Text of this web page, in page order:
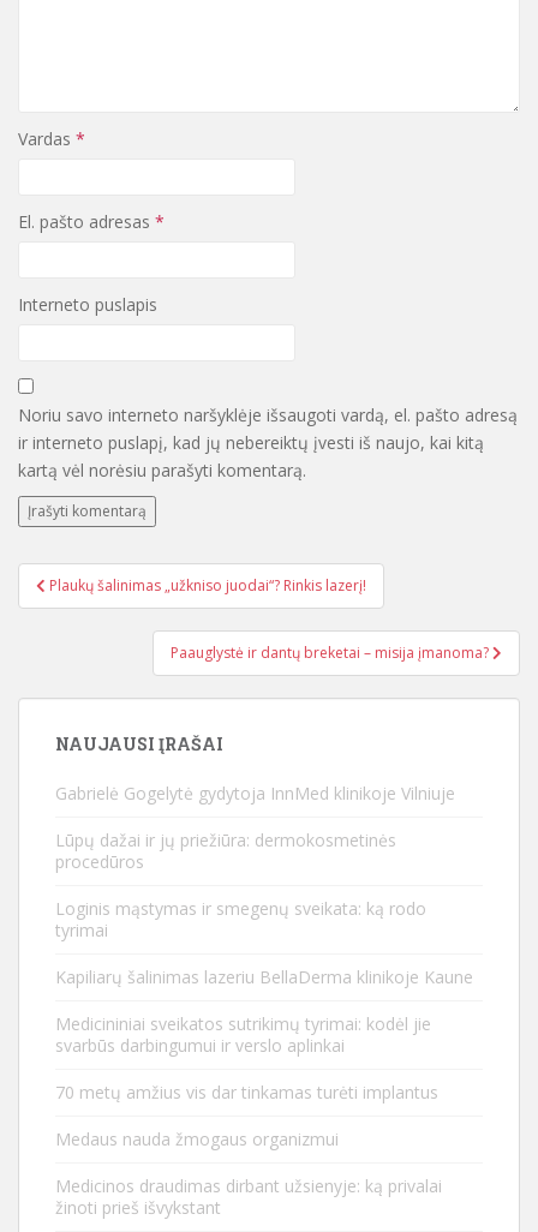
Vardas *
El. pašto adresas *
Interneto puslapis
Noriu savo interneto naršyklėje išsaugoti vardą, el. pašto adresą
ir interneto puslapį, kad jų nebereiktų įvesti iš naujo, kai kitą
kartą vėl norėsiu parašyti komentarą.
Navigacija tarp įrašų
Plaukų šalinimas „užkniso juodai“? Rinkis lazerį!
Paauglystė ir dantų breketai – misija įmanoma?
NAUJAUSI ĮRAŠAI
Gabrielė Gogelytė gydytoja InnMed klinikoje Vilniuje
Lūpų dažai ir jų priežiūra: dermokosmetinės
procedūros
Loginis mąstymas ir smegenų sveikata: ką rodo
tyrimai
Kapiliarų šalinimas lazeriu BellaDerma klinikoje Kaune
Medicininiai sveikatos sutrikimų tyrimai: kodėl jie
svarbūs darbingumui ir verslo aplinkai
70 metų amžius vis dar tinkamas turėti implantus
Medaus nauda žmogaus organizmui
Medicinos draudimas dirbant užsienyje: ką privalai
žinoti prieš išvykstant